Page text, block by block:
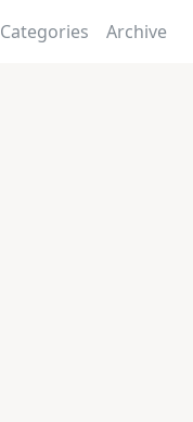
Categories Archive